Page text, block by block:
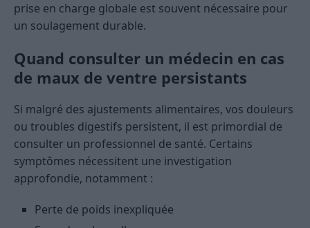
prise en charge globale est souvent nécessaire pour
un soulagement durable.
Quand consulter un médecin en cas
de maux de ventre persistants
Si malgré des ajustements alimentaires, vos douleurs
ou troubles digestifs persistent, il est primordial de
consulter un professionnel de santé. Certains
symptômes nécessitent une investigation
approfondie, notamment :
Perte de poids inexpliquée